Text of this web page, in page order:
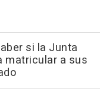
si la Junta
matricular a sus